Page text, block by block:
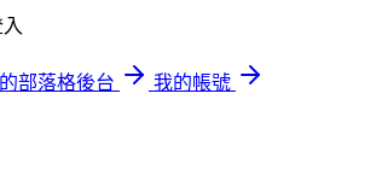
部落格後台
我的帳號